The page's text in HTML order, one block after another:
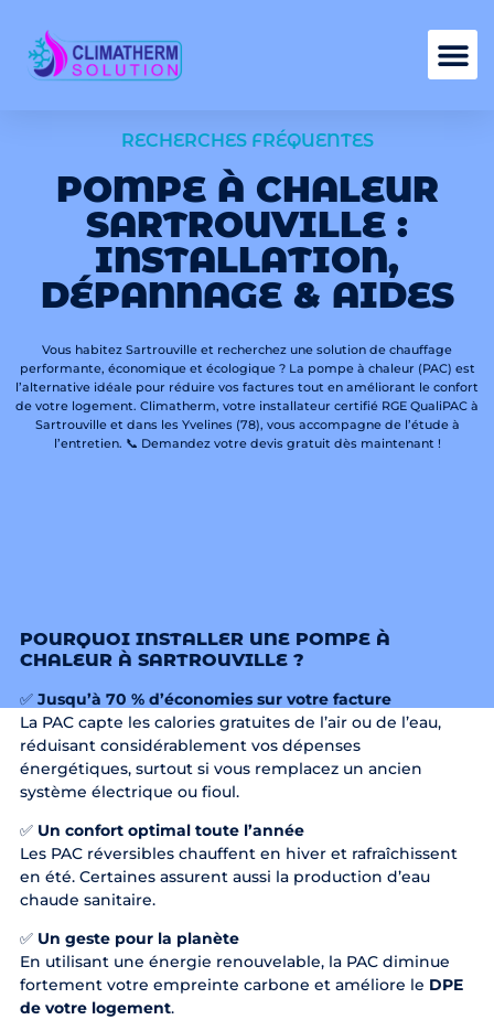
RECHERCHES FRÉQUENTES
POMPE À CHALEUR
SARTROUVILLE :
INSTALLATION,
DÉPANNAGE & AIDES
Vous habitez Sartrouville et recherchez une solution de chauffage
performante, économique et écologique ? La pompe à chaleur (PAC) est
l’alternative idéale pour réduire vos factures tout en améliorant le confort
de votre logement. Climatherm, votre installateur certifié RGE QualiPAC à
Sartrouville et dans les Yvelines (78), vous accompagne de l’étude à
l’entretien. 📞 Demandez votre devis gratuit dès maintenant !
POURQUOI INSTALLER UNE POMPE À
CHALEUR À SARTROUVILLE ?
✅ Jusqu’à 70 % d’économies sur votre facture
La PAC capte les calories gratuites de l’air ou de l’eau,
réduisant considérablement vos dépenses
énergétiques, surtout si vous remplacez un ancien
système électrique ou fioul.
✅ Un confort optimal toute l’année
Les PAC réversibles chauffent en hiver et rafraîchissent
en été. Certaines assurent aussi la production d’eau
chaude sanitaire.
✅ Un geste pour la planète
En utilisant une énergie renouvelable, la PAC diminue
fortement votre empreinte carbone et améliore le DPE
de votre logement.